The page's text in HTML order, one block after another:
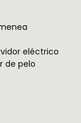
eléctrico
de pelo